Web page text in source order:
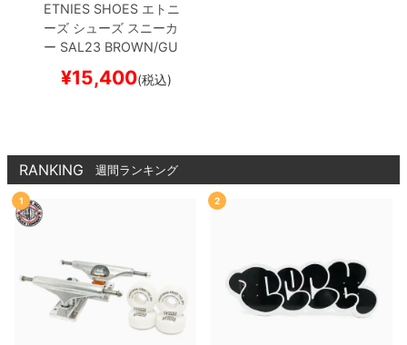
ETNIES SHOES エトニ
ーズ シューズ スニーカ
ー SAL23 BROWN/GU
ボー
¥15,400(税込)
RANKING 週間ランキング
1 2